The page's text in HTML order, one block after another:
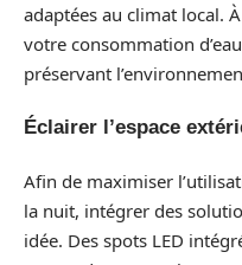
adaptées au climat local.
votre consommation
préservant
Éclairer l’espace
Afin de maximiser
la nuit, intégrer des
idée. Des spots LED